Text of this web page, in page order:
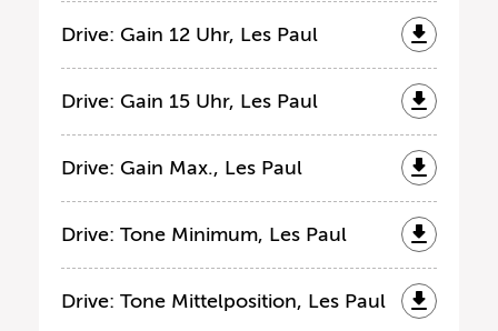
Drive: Gain 12 Uhr, Les Paul
Drive: Gain 15 Uhr, Les Paul
Drive: Gain Max., Les Paul
Drive: Tone Minimum, Les Paul
Drive: Tone Mittelposition, Les Paul